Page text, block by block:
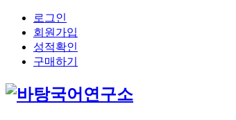
로그인
회원가입
성적확인
구매하기